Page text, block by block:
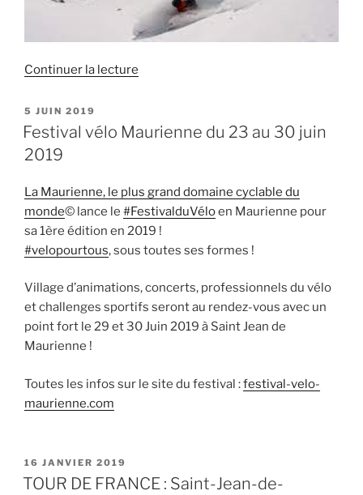
Continuer la lecture
pistes,
des
professionnels »
PUBLIÉ
LE
5 JUIN 2019
Festival vélo Maurienne du 23 au 30 juin
2019
La Maurienne, le plus grand domaine cyclable du
monde© lance le #FestivalduVéloen Maurienne pour
sa 1ère édition en 2019 !
#velopourtous, sous toutes ses formes !
Village d’animations, concerts, professionnels du vélo
et challenges sportifs seront au rendez-vous avec un
point fort le 29 et 30 Juin 2019 à Saint Jean de
Maurienne !
Toutes les infos sur le site du festival :festival-velo-
maurienne.com
PUBLIÉ
LE
16 JANVIER 2019
TOUR DE FRANCE : Saint-Jean-de-